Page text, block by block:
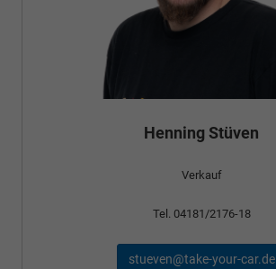
Henning Stüven
Verkauf
Tel. 04181/2176-18
stueven@take-your-car.de